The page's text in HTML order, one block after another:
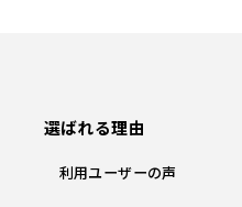
選ばれる理由
利用ユーザーの声